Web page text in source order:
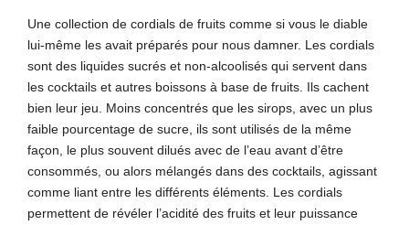
Une collection de cordials de fruits comme si vous le diable
lui-même les avait préparés pour nous damner. Les cordials
sont des liquides sucrés et non-alcoolisés qui servent dans
les cocktails et autres boissons à base de fruits. Ils cachent
bien leur jeu. Moins concentrés que les sirops, avec un plus
faible pourcentage de sucre, ils sont utilisés de la même
façon, le plus souvent dilués avec de l’eau avant d’être
consommés, ou alors mélangés dans des cocktails, agissant
comme liant entre les différents éléments. Les cordials
permettent de révéler l’acidité des fruits et leur puissance